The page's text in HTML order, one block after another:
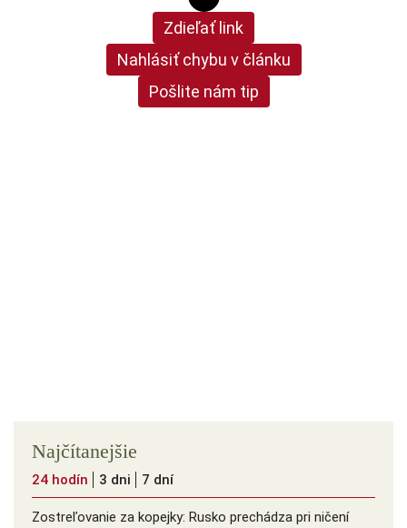
Zdieľať link
Nahlásiť chybu v článku
Pošlite nám tip
Najčítanejšie
24 hodín 3 dni 7 dní
Zostreľovanie za kopejky: Rusko prechádza pri ničení